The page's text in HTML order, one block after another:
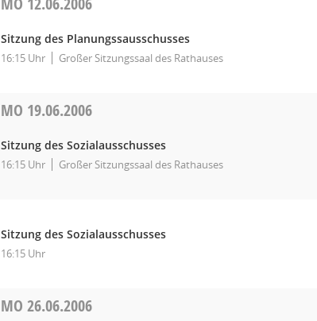
Sitzung des Planungssausschusses
16:15 Uhr Großer Sitzungssaal des Rathauses
MO 19.06.2006
Sitzung des Sozialausschusses
16:15 Uhr Großer Sitzungssaal des Rathauses
Sitzung des Sozialausschusses
16:15 Uhr
MO26.06.2006